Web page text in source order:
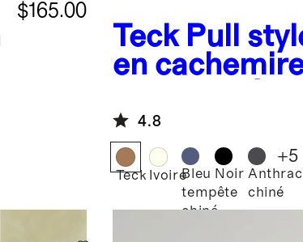
$165.00
Teck Pull
en
4.8
Teck IvoireBleu
tempête
chiné
Noir
chiné
+5